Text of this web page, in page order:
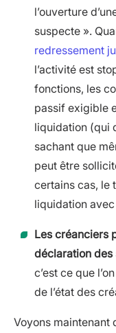
l’ouverture
suspecte ».
redressement
l’activité est
fonctions, les
passif exigible
liquidation (qui
sachant que
peut être
certains cas, le
liquidation
Les créanciers
déclaration des
c’est ce que
de l’état des
Voyons maintenant